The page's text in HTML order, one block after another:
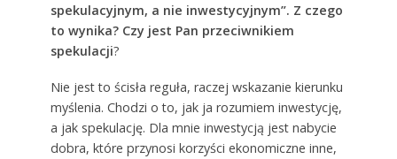
spekulacyjnym, a nie inwestycyjnym”. Z czego
to wynika? Czy jest Pan przeciwnikiem
spekulacji?
Nie jest to ścisła reguła, raczej wskazanie kierunku
myślenia. Chodzi o to, jak ja rozumiem inwestycję,
a jak spekulację. Dla mnie inwestycją jest nabycie
dobra, które przynosi korzyści ekonomiczne inne,